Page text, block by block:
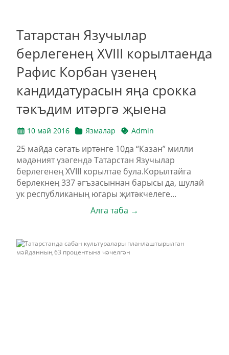
Татарстан Язучылар
берлегенең XVIII корылтаенда
Рафис Корбан үзенең
кандидатурасын яңа срокка
тәкъдим итәргә җыена
10 май 2016 Язмалар Admin
25 майда cәгать иртәнге 10да “Казан” милли
мәдәният үзәгендә Татарстан Язучылар
берлегенең XVIII корылтае була.Корылтайга
берлекнең 337 әгъзасыннан барысы да, шулай
ук республиканың югары җитәкчелеге...
Алга таба →